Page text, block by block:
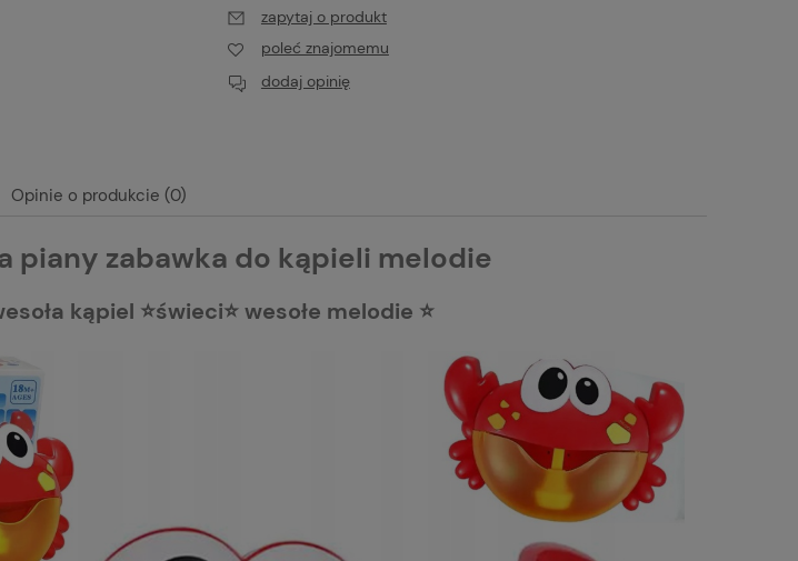
zapytaj o produkt
poleć znajomemu
dodaj opinię
nie zawiera ewentualnych kosztów
Opinie o produkcie (0)
piany zabawka do kąpieli melodie
kąpiel ⭐świeci⭐ wesołe melodie ⭐